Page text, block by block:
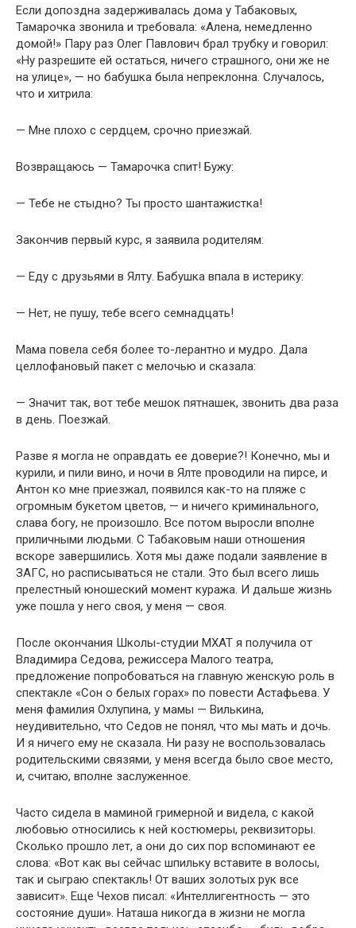
Если допоздна задерживалась дома у Табаковых,
Тамарочка звонила и требовала: «Алена, немедленно
домой!» Пару раз Олег Павлович брал трубку и говорил:
«Ну разрешите ей остаться, ничего страшного, они же не
на улице», — но бабушка была непреклонна. Случалось,
что и хитрила:
— Мне плохо с сердцем, срочно приезжай.
Возвращаюсь — Тамарочка спит! Бужу:
— Тебе не стыдно? Ты просто шантажистка!
Закончив первый курс, я заявила родителям:
— Еду с друзьями в Ялту. Бабушка впала в истерику:
— Нет, не пушу, тебе всего семнадцать!
Мама повела себя более то-лерантно и мудро. Дала
целлофановый пакет с мелочью и сказала:
— Значит так, вот тебе мешок пятнашек, звонить два раза
в день. Поезжай.
Разве я могла не оправдать ее доверие?! Конечно, мы и
курили, и пили вино, и ночи в Ялте проводили на пирсе, и
Антон ко мне приезжал, появился как-то на пляже с
огромным букетом цветов, — и ничего криминального,
слава богу, не произошло. Все потом выросли вполне
приличными людьми. С Табаковым наши отношения
вскоре завершились. Хотя мы даже подали заявление в
ЗАГС, но расписываться не стали. Это был всего лишь
прелестный юношеский момент куража. И дальше жизнь
уже пошла у него своя, у меня — своя.
После окончания Школы-студии МХАТ я получила от
Владимира Седова, режиссера Малого театра,
предложение попробоваться на главную женскую роль в
спектакле «Сон о белых горах» по повести Астафьева. У
меня фамилия Охлупина, у мамы — Вилькина,
неудивительно, что Седов не понял, что мы мать и дочь.
И я ничего ему не сказала. Ни разу не воспользовалась
родительскими связями, у меня всегда было свое место,
и, считаю, вполне заслуженное.
Часто сидела в маминой гримерной и видела, с какой
любовью относились к ней костюмеры, реквизиторы.
Сколько прошло лет, а они до сих пор вспоминают ее
слова: «Вот как вы сейчас шпильку вставите в волосы,
так и сыграю спектакль! От ваших золотых рук все
зависит». Еще Чехов писал: «Интеллигентность — это
состояние души». Наташа никогда в жизни не могла